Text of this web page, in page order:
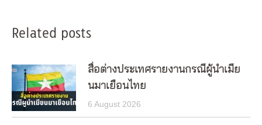
Related posts
สื่อต่างประเทศรายงานกรณีผู้นำเมีย
นมาเยือนไทย
6 August 2026